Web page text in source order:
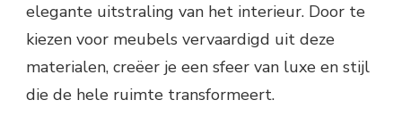
elegante uitstraling van het interieur. Door te
kiezen voor meubels vervaardigd uit deze
materialen, creëer je een sfeer van luxe en stijl
die de hele ruimte transformeert.